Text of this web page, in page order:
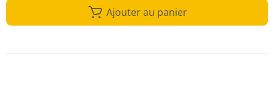
Ajouter au panier